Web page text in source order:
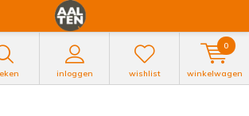
inloggen wishlist winkelwagen
0